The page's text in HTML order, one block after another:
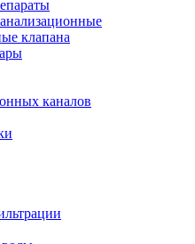
клапана
каналов